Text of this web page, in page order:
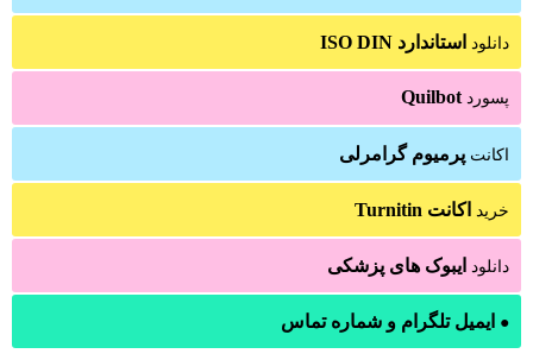
دانلود استاندارد ISO DIN
پسورد Quilbot
اکانت پرمیوم گرامرلی
خرید اکانت Turnitin
دانلود ایبوک های پزشکی
● ایمیل تلگرام و شماره تماس